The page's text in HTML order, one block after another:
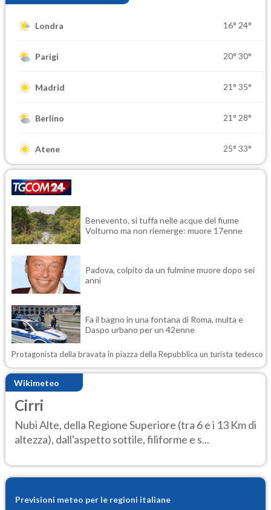
Londra 16° 24°
Parigi 20° 30°
Madrid 21° 35°
Berlino 21° 28°
Atene 25° 33°
Benevento, si tuffa nelle acque del fiume
Volturno ma non riemerge: muore 17enne
Padova, colpito da un fulmine muore dopo sei
anni
Fa il bagno in una fontana di Roma, multa e
Daspo urbano per un 42enne
Protagonista della bravata in piazza della Repubblica un turista tedesco
Wikimeteo
Cirri
Nubi Alte, della Regione Superiore (tra 6 e i 13 Km di
altezza), dall'aspetto sottile, filiforme e s...
Previsioni meteo per le regioni italiane